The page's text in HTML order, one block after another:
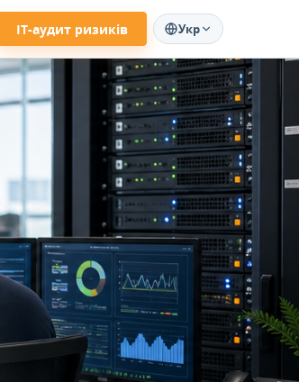
ІТ-аудит ризиків Укр